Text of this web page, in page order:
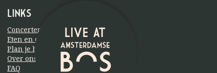
Links
Concerten
Eten en drinken
Plan je bezoek
Over ons
FAQ